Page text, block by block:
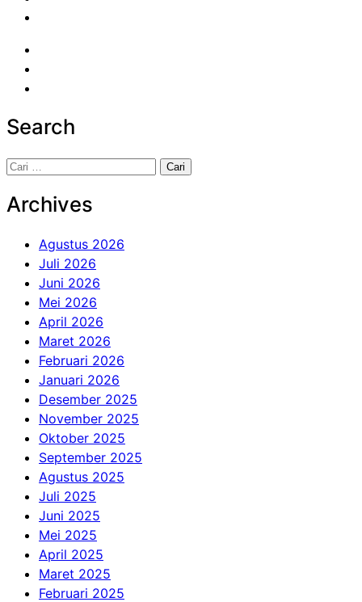
Search
Cari
Archives
Agustus 2026
Juli 2026
Juni 2026
Mei 2026
April 2026
Maret 2026
Februari 2026
Januari 2026
Desember 2025
November 2025
Oktober 2025
September 2025
Agustus 2025
Juli 2025
Juni 2025
Mei 2025
April 2025
Maret 2025
Februari 2025